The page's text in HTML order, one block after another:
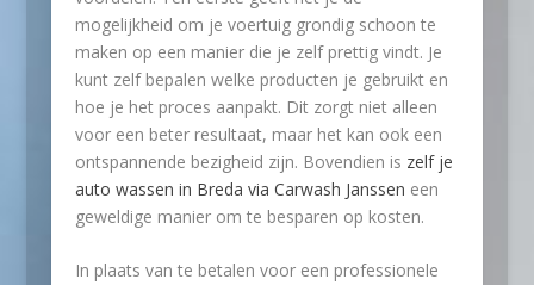
mogelijkheid om je voertuig grondig schoon te
maken op een manier die je zelf prettig vindt. Je
kunt zelf bepalen welke producten je gebruikt en
hoe je het proces aanpakt. Dit zorgt niet alleen
voor een beter resultaat, maar het kan ook een
ontspannende bezigheid zijn. Bovendien is zelf je
auto wassen in Breda via Carwash Janssen een
geweldige manier om te besparen op kosten.
In plaats van te betalen voor een professionele